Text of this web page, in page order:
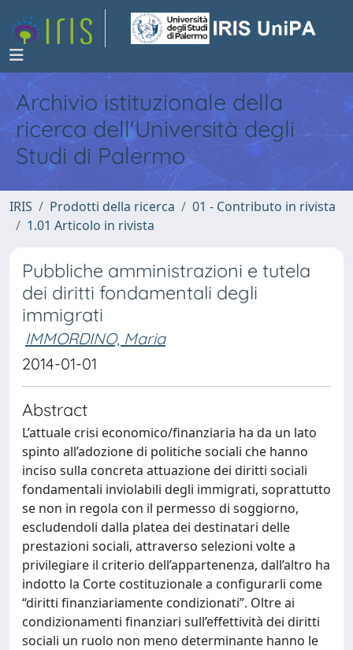
Archivio istituzionale della
ricerca dell'Università degli
Studi di Palermo
IRIS Prodotti della ricerca
01 - Contributo in rivista
1.01 Articolo in rivista
Pubbliche amministrazioni e tutela
dei diritti fondamentali degli
immigrati
IMMORDINO, Maria
2014-01-01
Abstract
L’attuale crisi economico/finanziaria ha da un lato
spinto all’adozione di politiche sociali che hanno
inciso sulla concreta attuazione dei diritti sociali
fondamentali inviolabili degli immigrati, soprattutto
se non in regola con il permesso di soggiorno,
escludendoli dalla platea dei destinatari delle
prestazioni sociali, attraverso selezioni volte a
privilegiare il criterio dell’appartenenza, dall’altro ha
indotto la Corte costituzionale a configurarli come
“diritti finanziariamente condizionati”. Oltre ai
condizionamenti finanziari sull’effettività dei diritti
sociali un ruolo non meno determinante hanno le